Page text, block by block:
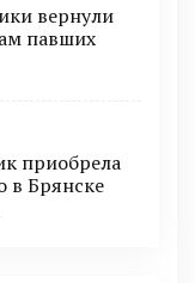
вернули
павших
приобрела
в Брянске